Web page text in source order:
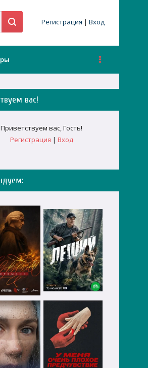
Регистрация | Вход
вас!
Приветствуем вас,Гость!
Регистрация | Вход